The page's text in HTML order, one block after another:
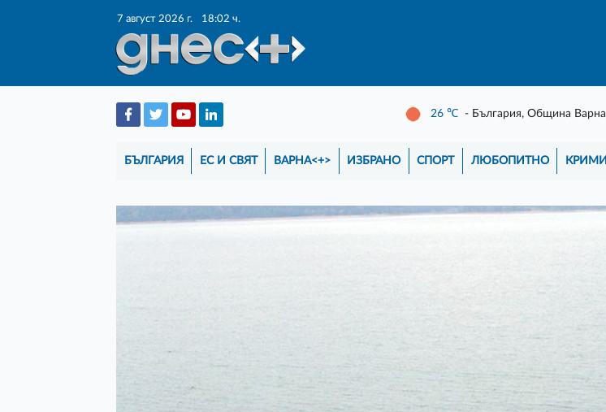
7 август 2026 г. 18:02 ч.
26 ℃ - България, Община Варна
БЪЛГАРИЯ ЕС И СВЯТ ВАРНА<+> ИЗБРАНО СПОРТ ЛЮБОПИТНО КРИМИ